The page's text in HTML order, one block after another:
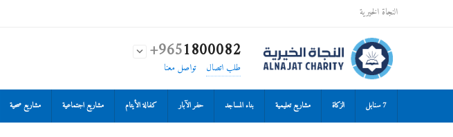
النجاة الخيرية
+9651800082

طلب اتصال تواصل معنا
7 سنابل الزكاة مشاريع تعليمية بناء المساجد حفر الآبار كفالة الأيتام مشاريع اجتماعية مشاريع صحية